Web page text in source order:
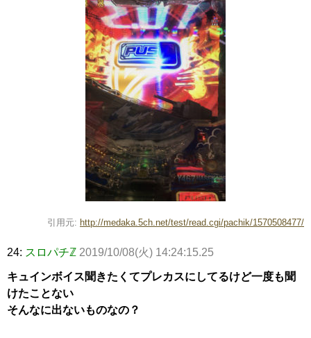
引用元: http://medaka.5ch.net/test/read.cgi/pachik/1570508477/
24: スロパチℤ 2019/10/08(火) 14:24:15.25
キュインボイス聞きたくてプレカスにしてるけど一度も聞
けたことない
そんなに出ないものなの？